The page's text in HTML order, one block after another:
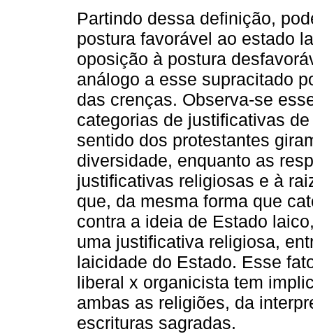
Partindo dessa definição,
postura favorável ao estado
oposição à postura
análogo a esse supracitado
das crenças. Observa-se
categorias de justificativas
sentido dos protestantes
diversidade, enquanto as
justificativas religiosas e à
que, da mesma forma que
contra a ideia de Estado
uma justificativa religiosa,
laicidade do Estado. Esse
liberal x organicista tem
ambas as religiões, da
escrituras sagradas.